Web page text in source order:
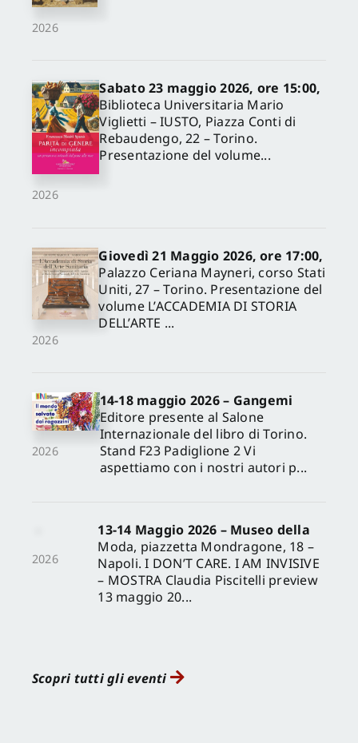
2026
2026
Sabato 23 maggio 2026, ore 15:00,
Biblioteca Universitaria Mario
Viglietti – IUSTO, Piazza Conti di
Rebaudengo, 22 – Torino.
Presentazione del volume...
2026
Giovedì 21 Maggio 2026, ore 17:00,
Palazzo Ceriana Mayneri, corso Stati
Uniti, 27 – Torino. Presentazione del
volume L’ACCADEMIA DI STORIA
DELL’ARTE ...
2026
14-18 maggio 2026 – Gangemi
Editore presente al Salone
Internazionale del libro di Torino.
Stand F23 Padiglione 2 Vi
aspettiamo con i nostri autori p...
2026
13-14 Maggio 2026 – Museo della
Moda, piazzetta Mondragone, 18 –
Napoli. I DON’T CARE. I AM INVISIVE
– MOSTRA Claudia Piscitelli preview
13 maggio 20...
Scopri tutti gli eventi